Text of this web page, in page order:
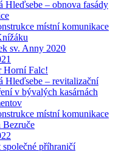
Hleďsebe – obnova fasády
místní komunikace
sv. Anny 2020
Horní Falc!
Hleďsebe – revitalizační
v bývalých kasárnách
místní komunikace
Bezruče
společné příhraničí